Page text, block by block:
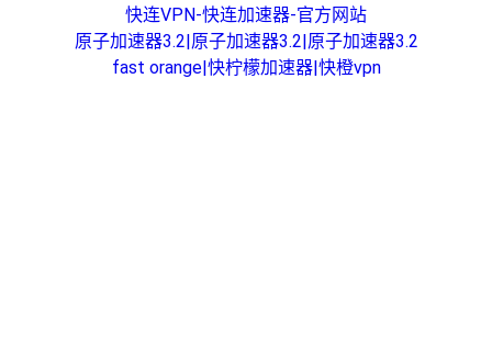
快连VPN-快连加速器-官方网站
原子加速器3.2|原子加速器3.2|原子加速器3.2
fast orange|快柠檬加速器|快橙vpn